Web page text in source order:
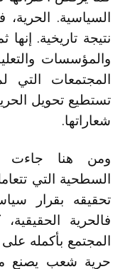
السياسية.
نتيجة تاريخية.
والمؤسسات
المجتمعات التي
تستطيع تحويل
شعاراتها.
ومن هنا جاءت
السطحية التي
تحقيقه بقرار
فالحرية
المجتمع بأكمله
حرية شعب يصنع